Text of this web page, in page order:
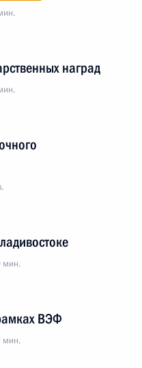
наград
мин.
ВЭФ
мин.